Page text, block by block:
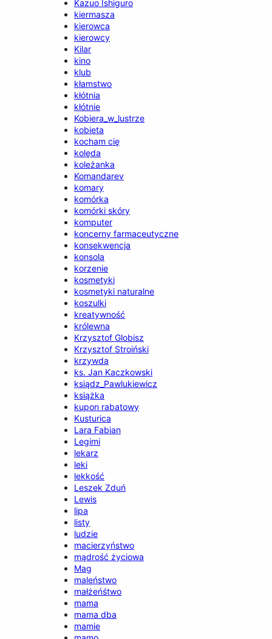
Kazuo Ishiguro
kiermasza
kierowca
kierowcy
Kilar
kino
klub
kłamstwo
kłótnia
kłótnie
Kobiera_w_lustrze
kobieta
kocham cię
kolęda
koleżanka
Komandarev
komary
komórka
komórki skóry
komputer
koncerny farmaceutyczne
konsekwencja
konsola
korzenie
kosmetyki
kosmetyki naturalne
koszulki
kreatywność
królewna
Krzysztof Globisz
Krzysztof Stroiński
krzywda
ks. Jan Kaczkowski
ksiądz_Pawlukiewicz
książka
kupon rabatowy
Kusturica
Lara Fabian
Legimi
lekarz
leki
lekkość
Leszek Zduń
Lewis
lipa
listy
ludzie
macierzyństwo
mądrość życiowa
Mag
maleństwo
małżeńśtwo
mama
mama dba
mamie